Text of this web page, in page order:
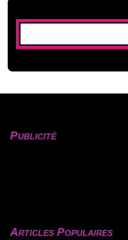
Publicité
Articles Populaires